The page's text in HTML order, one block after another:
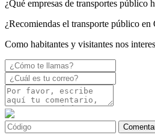
¿Qué empresas de transportes público
¿Recomiendas el transporte público en
Como habitantes y visitantes nos